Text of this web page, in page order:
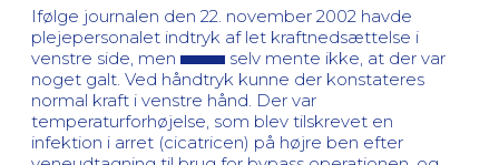
Ifølge journalen den 22. november 2002 havde
plejepersonalet indtryk af let kraftnedsættelse i
venstre side, men
selv mente ikke, at der var
noget galt. Ved håndtryk kunne der konstateres
normal kraft i venstre hånd. Der var
temperaturforhøjelse, som blev tilskrevet en
infektion i arret (cicatricen) på højre ben efter